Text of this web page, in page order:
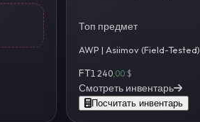
Топ предмет
AWP | Asiimov (Field-Tested)
FT1 240,00$
Смотреть инвентарь
Посчитать инвентарь